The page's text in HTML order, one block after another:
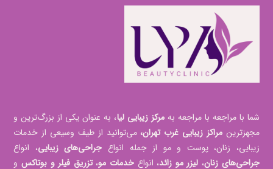
شما با مراجعه با مراجعه بهمرکز زیبایی لیا، به عنوان یکی از بزرگ‌ترین و
مجهزترین مراکز زیبایی غرب تهران،می‌توانید از طیف وسیعی از خدمات
زیبایی، زنان، پوست و مو از جمله انواع جراحی‌های زیبایی، انواع
جراحی‌های زنان، لیزر مو زائد، انواع خدمات مو،تزریق فیلر و بوتاکسو